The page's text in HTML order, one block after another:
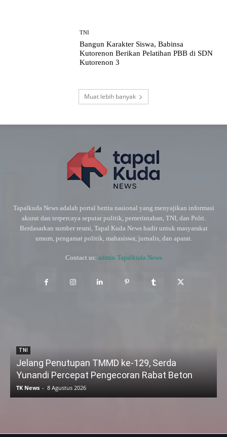
TNI
Bangun Karakter Siswa, Babinsa
Kutorenon Berikan Pelatihan PBB di SDN
Kutorenon 3
Muat lebih banyak
Tapalkuda News adalah portal berita nasional yang menyajikan informasi
akurat dan terpercaya seputar politik, pemerintahan, TNI, dan Polri.
Berdasarkan sumber resmi, Tapal Kuda News hadir untuk masyarakat
umum, pengamat politik, mahasiswa, jurnalis, dan aparat.
Contact us: admin Tapalkuda News
TNI
Jelang Penutupan TMMD ke-129, Serda
Yunandi Percepat Pengecoran Rabat Beton
TK News - 8 Agustus 2026